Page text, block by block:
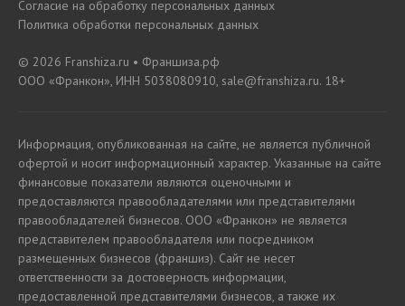
Согласие на обработку персональных данных
Политика обработки персональных данных
© 2026 Franshiza.ru • Франшиза.рф
ООО «Франкон», ИНН 5038080910, sale@franshiza.ru. 18+
Информация, опубликованная на сайте, не является публичной
офертой и носит информационный характер. Указанные на сайте
финансовые показатели являются оценочными и
предоставляются правообладателями или представителями
правообладателей бизнесов. ООО «Франкон» не является
представителем правообладателя или посредником
размещенных бизнесов (франшиз). Сайт не несет
ответственности за достоверность информации,
предоставленной представителями бизнесов, а также их